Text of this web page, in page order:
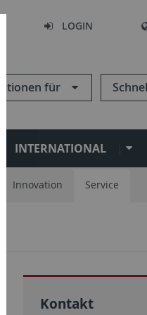
LOGIN
für
INTERNATIONAL
Innovation Service
Kontakt